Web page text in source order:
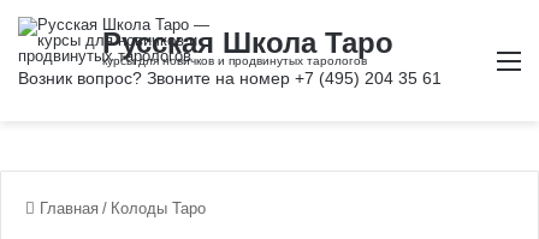
Главная / Колоды Таро